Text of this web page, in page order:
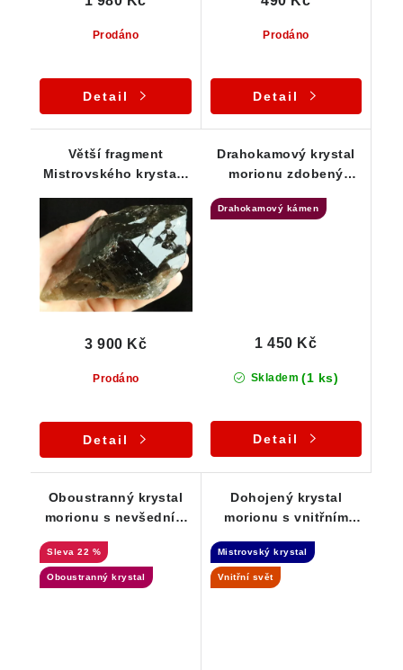
Prodáno
Detail
Prodáno
Detail
Větší fragment
Mistrovského krystalu
vnitřním světem -
Katedrála Světelná
knihovna
Prodáno
3 900 Kč
Detail
Drahokamový krystal
morionu zdobený
Drahokamový kámen
Skladem (1 ks)
1 450 Kč
Detail
Oboustranný krystal
morionu s nevšedním
kámen
22 %
Oboustranný krystal
Dohojený krystal
morionu s vnitřním
Mistrovský krystal
Vnitřní svět